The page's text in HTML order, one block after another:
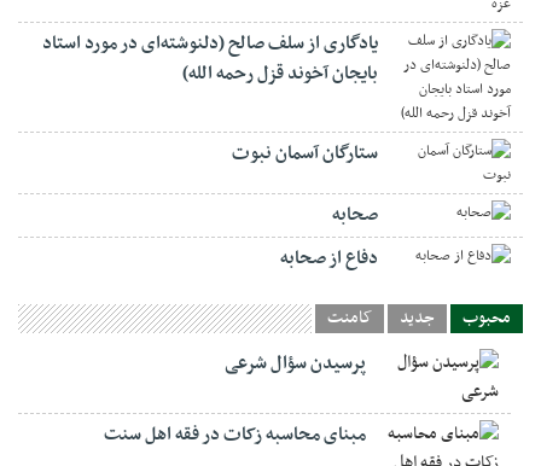
یادگاری از سلف صالح (دلنوشته‌ای در مورد استاد
بایجان آخوند قزل رحمه الله)
ستارگان آسمان نبوت
صحابه
دفاع از صحابه
محبوب جدید کامنت
پرسیدن سؤال شرعی
مبنای محاسبه زکات در فقه اهل سنت